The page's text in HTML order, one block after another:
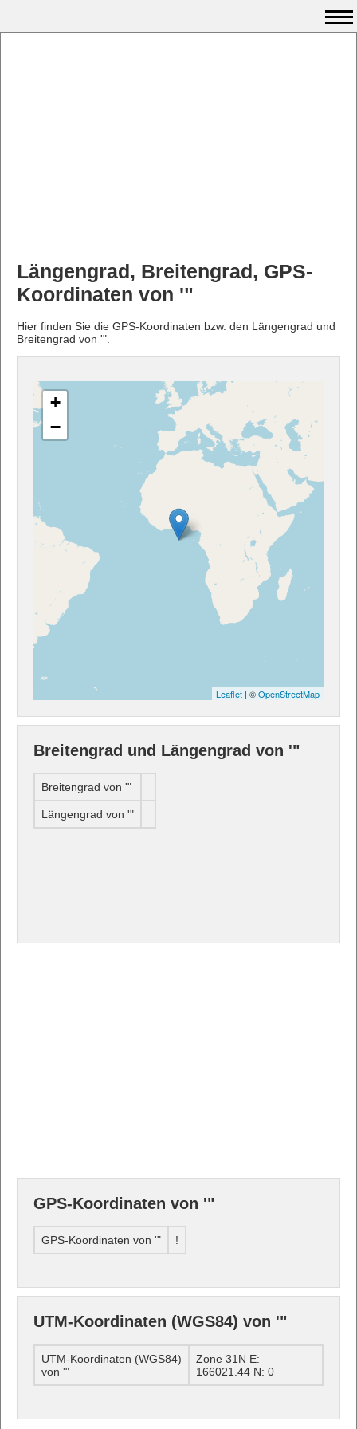
Längengrad, Breitengrad, GPS-
Koordinaten von '"
Hier finden Sie die GPS-Koordinaten bzw. den Längengrad und
Breitengrad von '".
+
−
Leaflet | ©OpenStreetMap
Breitengrad und Längengrad von '"
Breitengrad von '"
Längengrad von '"
GPS-Koordinaten von '"
GPS-Koordinaten von '" !
UTM-Koordinaten (WGS84) von '"
UTM-Koordinaten (WGS84)
von '"
Zone 31N E:
166021.44 N: 0